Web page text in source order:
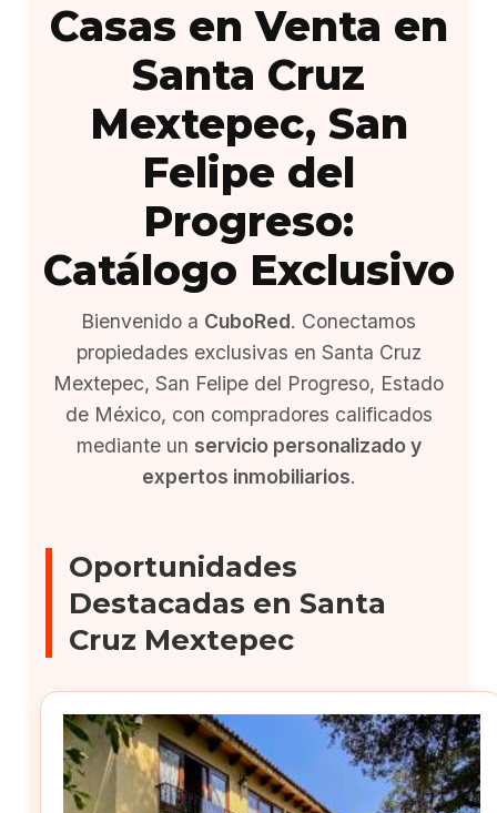
Casas en Venta en
Santa Cruz
Mextepec, San
Felipe del
Progreso:
Catálogo Exclusivo
Bienvenido a CuboRed. Conectamos
propiedades exclusivas en Santa Cruz
Mextepec, San Felipe del Progreso, Estado
de México, con compradores calificados
mediante un servicio personalizado y
expertos inmobiliarios.
Oportunidades
Destacadas en Santa
Cruz Mextepec